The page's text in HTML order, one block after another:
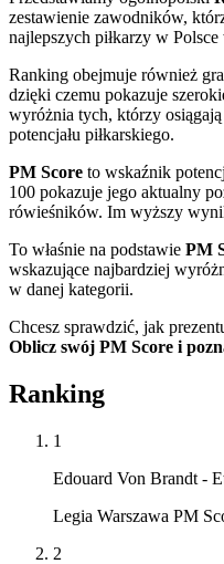
zestawienie zawodników,
najlepszych piłkarzy w
Ranking obejmuje również
dzięki czemu pokazuje
wyróżnia tych, którzy
potencjału piłkarskiego.
PM Score to wskaźnik
100 pokazuje jego aktualny
rówieśników. Im wyższy
To właśnie na podstawie PM
wskazujące najbardziej
w danej kategorii.
Chcesz sprawdzić, jak
Oblicz swój PM Score i
Ranking
1
Edouard Von Brandt -
Legia Warszawa PM
2